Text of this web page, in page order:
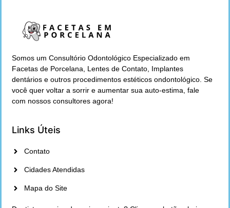
Somos um Consultório Odontológico Especializado em
Facetas de Porcelana, Lentes de Contato, Implantes
dentários e outros procedimentos estéticos ondontológico. Se
você quer voltar a sorrir e aumentar sua auto-estima, fale
com nossos consultores agora!
Links Úteis
Contato
Cidades Atendidas
Mapa do Site